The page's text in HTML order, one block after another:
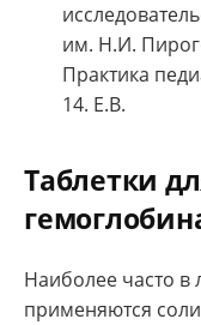
им. Н.И.
Практика
14. Е.В.
Таблетки
Наиболее часто в
применяются